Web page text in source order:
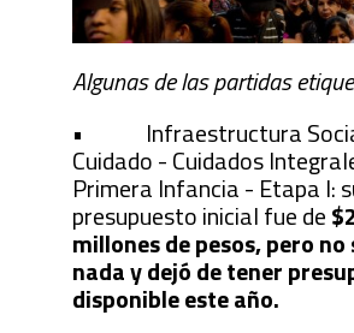
Algunas de las partidas
• Infraestructura
Cuidado - Cuidados
Primera Infancia - Etapa I:
presupuesto inicial fue de
millones de pesos, pero no
nada y dejó de tener
disponible este año.